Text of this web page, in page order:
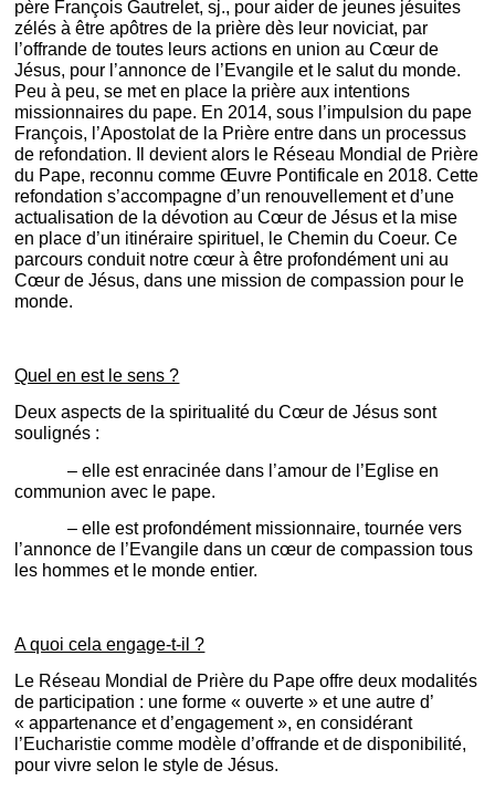
père François Gautrelet, sj., pour aider de jeunes jésuites
zélés à être apôtres de la prière dès leur noviciat, par
l’offrande de toutes leurs actions en union au Cœur de
Jésus, pour l’annonce de l’Evangile et le salut du monde.
Peu à peu, se met en place la prière aux intentions
missionnaires du pape. En 2014, sous l’impulsion du pape
François, l’Apostolat de la Prière entre dans un processus
de refondation. Il devient alors le Réseau Mondial de Prière
du Pape, reconnu comme Œuvre Pontificale en 2018. Cette
refondation s’accompagne d’un renouvellement et d’une
actualisation de la dévotion au Cœur de Jésus et la mise
en place d’un itinéraire spirituel, le Chemin du Coeur. Ce
parcours conduit notre cœur à être profondément uni au
Cœur de Jésus, dans une mission de compassion pour le
monde.
Quel en est le sens ?
Deux aspects de la spiritualité du Cœur de Jésus sont
soulignés :
– elle est enracinée dans l’amour de l’Eglise en
communion avec le pape.
– elle est profondément missionnaire, tournée vers
l’annonce de l’Evangile dans un cœur de compassion tous
les hommes et le monde entier.
A quoi cela engage-t-il ?
Le Réseau Mondial de Prière du Pape offre deux modalités
de participation : une forme « ouverte » et une autre d’
« appartenance et d’engagement », en considérant
l’Eucharistie comme modèle d’offrande et de disponibilité,
pour vivre selon le style de Jésus.